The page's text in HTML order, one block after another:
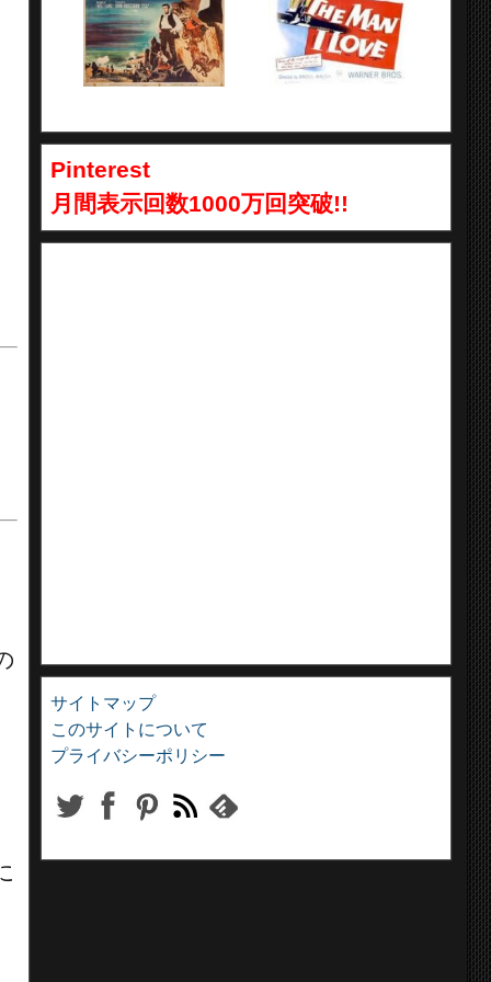
Pinterest
月間表示回数1000万回突破!!
サイトマップ
このサイトについて
プライバシーポリシー